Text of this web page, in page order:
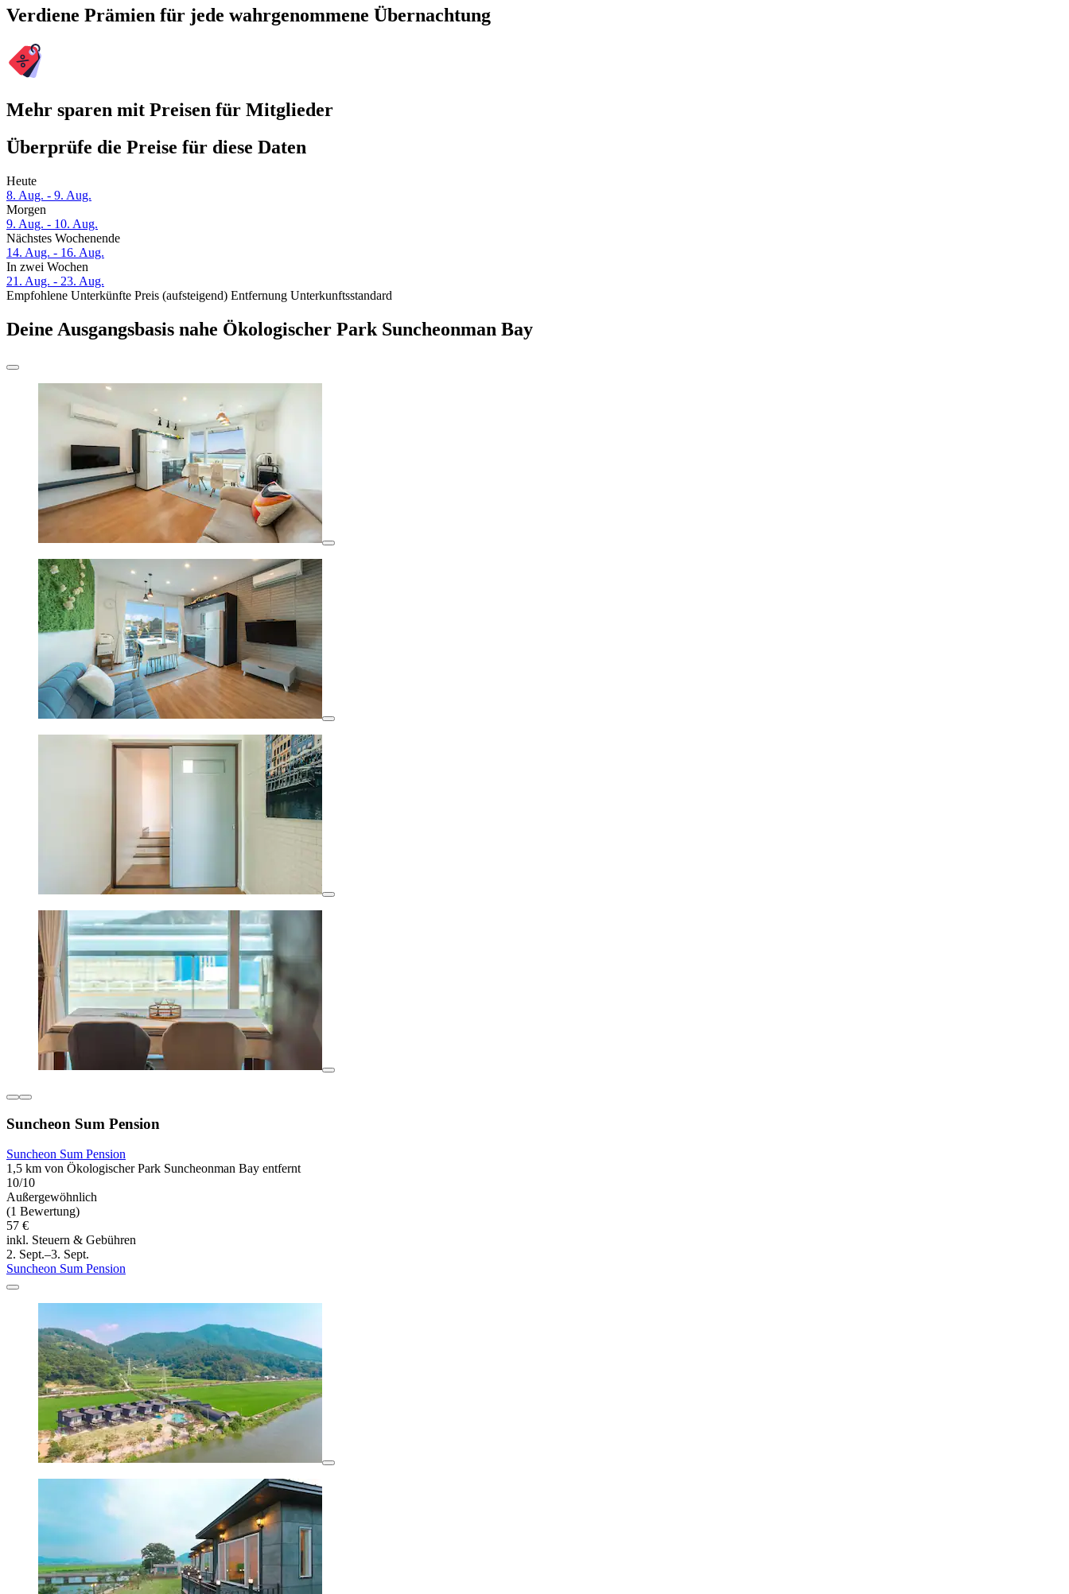
Verdiene Prämien für jede wahrgenommene Übernachtung
Mehr sparen mit Preisen für Mitglieder
Überprüfe die Preise für diese Daten
Heute
8. Aug. - 9. Aug.
Morgen
9. Aug. - 10. Aug.
Nächstes Wochenende
14. Aug. - 16. Aug.
In zwei Wochen
21. Aug. - 23. Aug.
Empfohlene Unterkünfte Preis (aufsteigend) Entfernung Unterkunftsstandard
Deine Ausgangsbasis nahe Ökologischer Park Suncheonman Bay
Suncheon Sum Pension
Suncheon Sum Pension
1,5 km von Ökologischer Park Suncheonman Bay entfernt
10/10
Außergewöhnlich
(1 Bewertung)
57 €
inkl. Steuern & Gebühren
2. Sept.–3. Sept.
Suncheon Sum Pension